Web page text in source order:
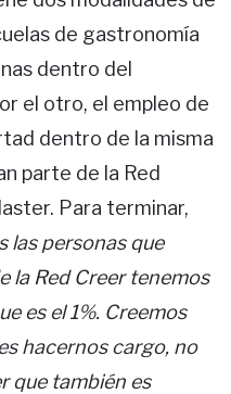
de gastronomía
dentro del
el otro, el empleo de
dentro de la misma
parte de la Red
Para terminar,
las personas que
la Red Creer tenemos
es el 1%. Creemos
hacernos cargo, no
que también es